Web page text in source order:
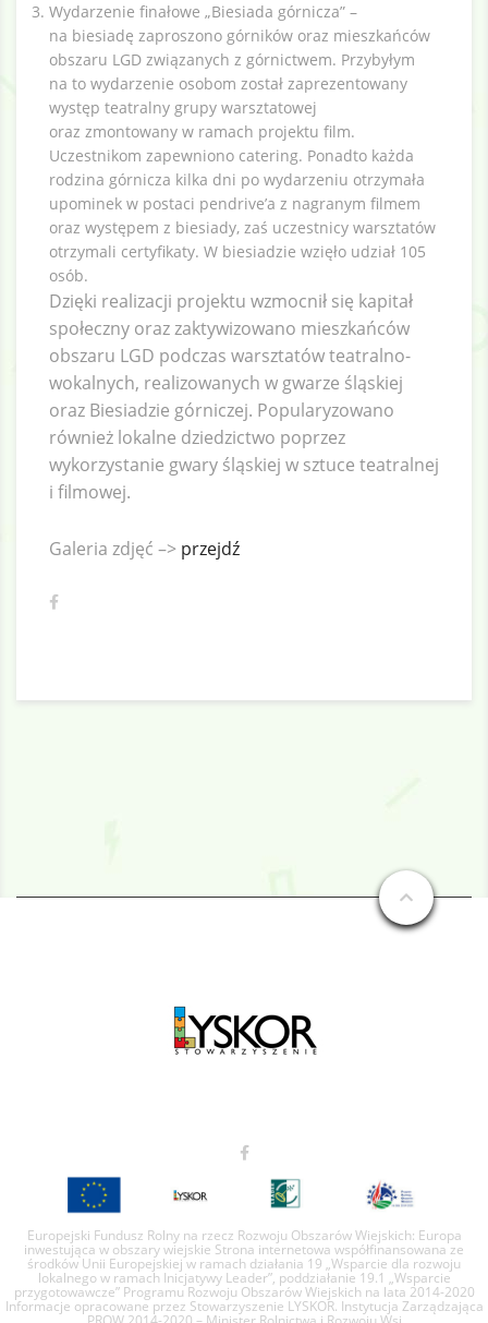
Wydarzenie finałowe „Biesiada górnicza” –
na biesiadę zaproszono górników oraz mieszkańców
obszaru LGD związanych z górnictwem. Przybyłym
na to wydarzenie osobom został zaprezentowany
występ teatralny grupy warsztatowej
oraz zmontowany w ramach projektu film.
Uczestnikom zapewniono catering. Ponadto każda
rodzina górnicza kilka dni po wydarzeniu otrzymała
upominek w postaci pendrive’a z nagranym filmem
oraz występem z biesiady, zaś uczestnicy warsztatów
otrzymali certyfikaty. W biesiadzie wzięło udział 105
osób.
Dzięki realizacji projektu wzmocnił się kapitał
społeczny oraz zaktywizowano mieszkańców
obszaru LGD podczas warsztatów teatralno-
wokalnych, realizowanych w gwarze śląskiej
oraz Biesiadzie górniczej. Popularyzowano
również lokalne dziedzictwo poprzez
wykorzystanie gwary śląskiej w sztuce teatralnej
i filmowej.
Galeria zdjęć –> przejdź
Europejski Fundusz Rolny na rzecz Rozwoju Obszarów Wiejskich: Europa
inwestująca w obszary wiejskie Strona internetowa współfinansowana ze
środków Unii Europejskiej w ramach działania 19 „Wsparcie dla rozwoju
lokalnego w ramach Inicjatywy Leader”, poddziałanie 19.1 „Wsparcie
przygotowawcze” Programu Rozwoju Obszarów Wiejskich na lata 2014-2020
Informacje opracowane przez Stowarzyszenie LYSKOR. Instytucja Zarządzająca